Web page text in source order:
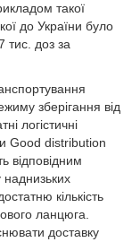
такої
до України було
тис. доз за
зберігання від
логістичні
Good distribution
відповідним
наднизьких
кількість
ланцюга.
доставку